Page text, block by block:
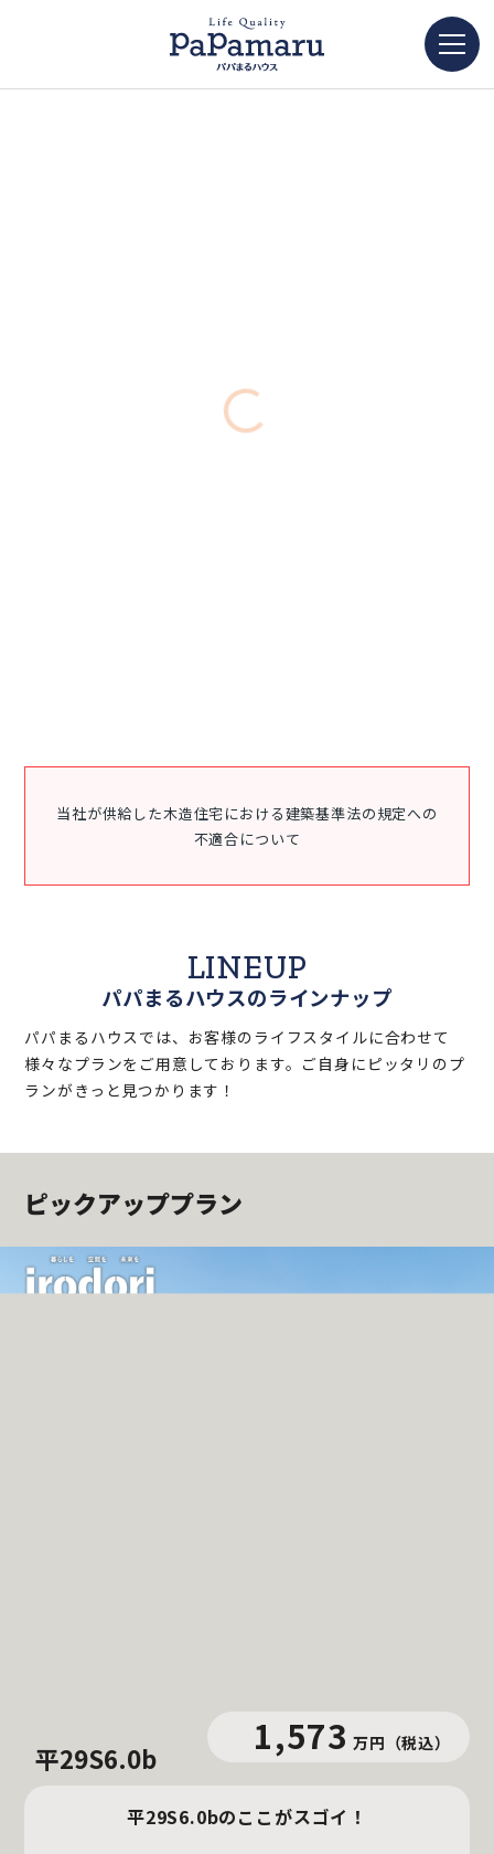
当社が供給した木造住宅における建築基準法の規定への
不適合について
LINEUP
パパまるハウスのラインナップ
パパまるハウスでは、お客様のライフスタイルに合わせて
様々なプランをご用意しております。ご自身にピッタリのプ
ランがきっと見つかります！
ピックアッププラン
平29S6.0b 1,573 万円 （税込）
平29S6.0bのここがスゴイ！